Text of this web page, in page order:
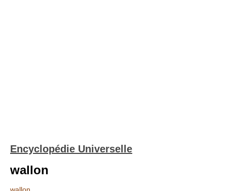
Encyclopédie Universelle
wallon